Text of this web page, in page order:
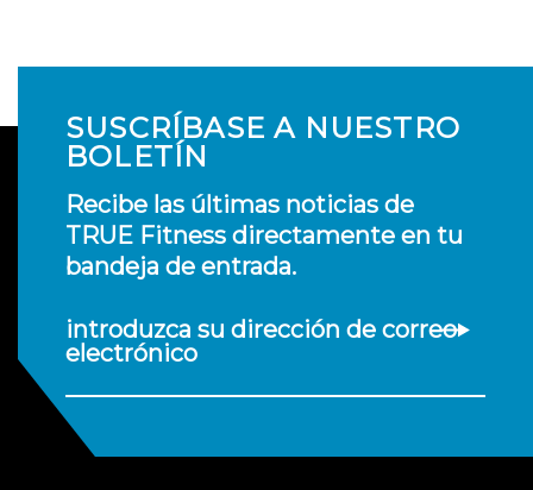
SUSCRÍBASE A NUESTRO
BOLETÍN
Recibe las últimas noticias de
TRUE Fitness directamente en tu
bandeja de entrada.
introduzca su dirección de correo
electrónico